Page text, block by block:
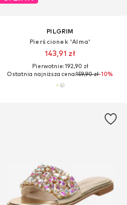
PILGRIM
Pierścionek 'Alma'
143,91 zł
Pierwotnie: 192,90 zł
Ostatnia najniższa cena:159,90 zł-10%